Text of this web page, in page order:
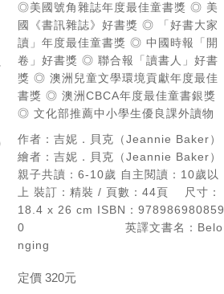
◎美國號角雜誌年度最佳童書獎 ◎ 美
國《書訊雜誌》好書獎 ◎ 「好書大家
讀」年度最佳童書獎 ◎ 中國時報「開
卷」好書獎 ◎ 聯合報「讀書人」好書
獎 ◎ 澳洲兒童文學環境貢獻年度最佳
書獎 ◎ 澳洲CBCA年度最佳童書銀獎
◎ 文化部推薦中小學生優良課外讀物
作者：吉妮．貝克（Jeannie Baker）
繪者：吉妮．貝克（Jeannie Baker）
親子共讀：6-10歲 自主閱讀：10歲以
上 裝訂：精裝 / 頁數：44頁
尺寸：
18.4 x 26 cm ISBN：978986980859
0
英譯文書名：Belo
nging
定價 320元